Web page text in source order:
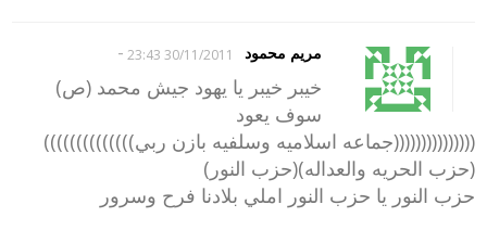
مريم محمود 30/11/2011 23:43
-
خيبر خيبر يا يهود جيش محمد (ص)
سوف يعود
(((((((((((((((جماعه اسلاميه وسلفيه بازن ربي))))))))))))))
(حزب الحريه والعداله)(حزب النور)
حزب النور يا حزب النور املي بلادنا فرح وسرور